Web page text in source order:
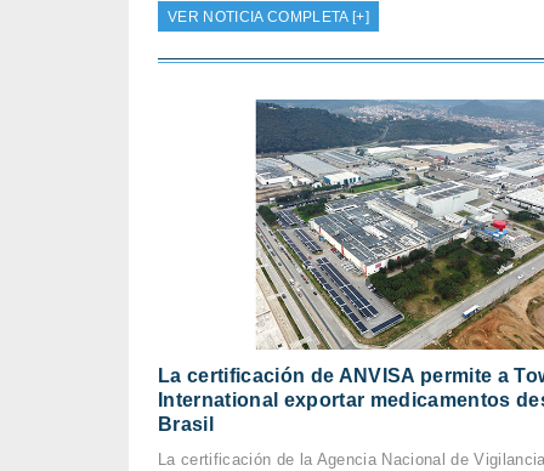
VER NOTICIA COMPLETA [+]
La certificación de ANVISA permite a
International exportar medicamentos
Brasil
La certificación de la Agencia Nacional de